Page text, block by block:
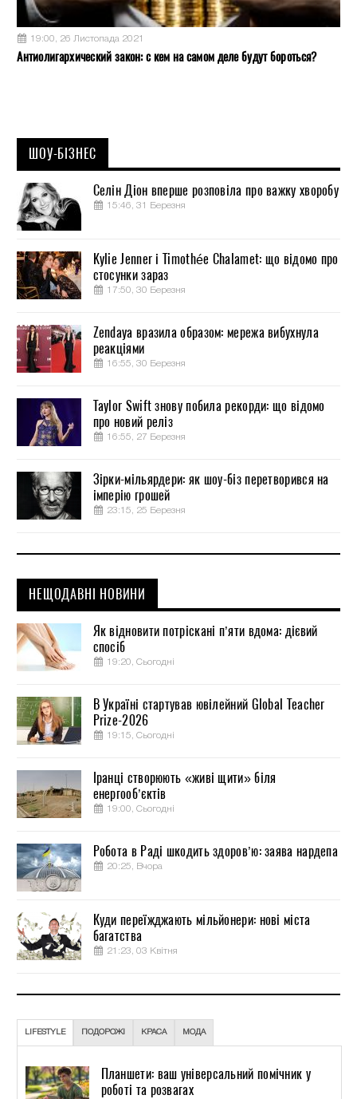
19:00, 26 Листопада 2021
Антиолигархический закон: с кем на самом деле будут бороться?
ШОУ-БІЗНЕС
Селін Діон вперше розповіла про важку хворобу
15:46, 31 Березня
Kylie Jenner і Timothée Chalamet: що відомо про
стосунки зараз
17:50, 30 Березня
Zendaya вразила образом: мережа вибухнула
реакціями
16:55, 30 Березня
Taylor Swift знову побила рекорди: що відомо
про новий реліз
16:55, 27 Березня
Зірки-мільярдери: як шоу-біз перетворився на
імперію грошей
23:15, 25 Березня
НЕЩОДАВНІ НОВИНИ
Як відновити потріскані п’яти вдома: дієвий
спосіб
19:20, Сьогодні
В Україні стартував ювілейний Global Teacher
Prize-2026
19:15, Сьогодні
Іранці створюють «живі щити» біля
енергооб’єктів
19:00, Сьогодні
Робота в Раді шкодить здоров’ю: заява нардепа
20:25, Вчора
Куди переїжджають мільйонери: нові міста
багатства
21:23, 03 Квітня
LIFESTYLE ПОДОРОЖІ КРАСА МОДА
Планшети: ваш універсальний помічник у
роботі та розвагах